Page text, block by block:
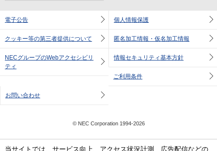
電子公告 個人情報保護
クッキー等の第三者提供について 匿名加工情報・仮名加工情報
NECグループのWebアクセシビリ
ティ
情報セキュリティ基本方針
ご利用条件
お問い合わせ
© NEC Corporation 1994-2026
当サイトでは、サービス向上、アクセス状況計測、広告配信などの